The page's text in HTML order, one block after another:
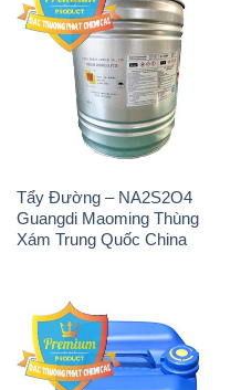
Tẩy Đường – NA2S2O4
Guangdi Maoming Thùng
Xám Trung Quốc China